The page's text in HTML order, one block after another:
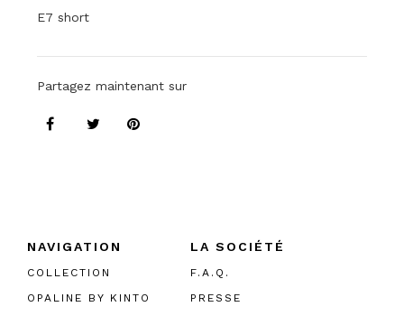
E7 short
Partagez maintenant sur
NAVIGATION
COLLECTION
OPALINE BY KINTO
LA SOCIÉTÉ
F.A.Q.
PRESSE